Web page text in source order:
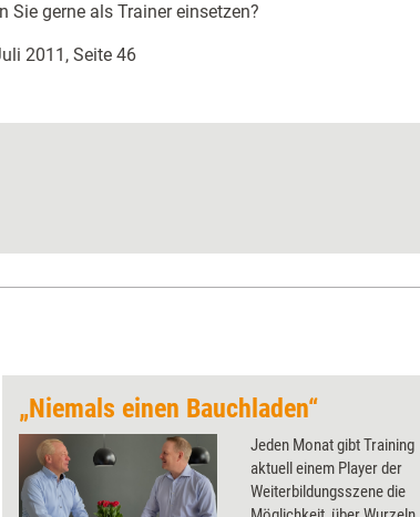
Sie gerne als Trainer einsetzen?
2011, Seite 46
„Niemals einen Bauchladen“
Jeden Monat gibt Training
aktuell einem Player der
Weiterbildungsszene die